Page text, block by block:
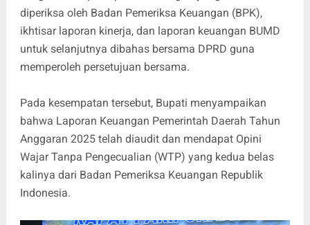
diperiksa oleh Badan Pemeriksa Keuangan (BPK),
ikhtisar laporan kinerja, dan laporan keuangan BUMD
untuk selanjutnya dibahas bersama DPRD guna
memperoleh persetujuan bersama.
Pada kesempatan tersebut, Bupati menyampaikan
bahwa Laporan Keuangan Pemerintah Daerah Tahun
Anggaran 2025 telah diaudit dan mendapat Opini
Wajar Tanpa Pengecualian (WTP) yang kedua belas
kalinya dari Badan Pemeriksa Keuangan Republik
Indonesia.